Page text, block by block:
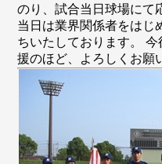
のり、試合当日球場にて
当日は業界関係者をはじ
ちいたしております。
援のほど、よろしくお願